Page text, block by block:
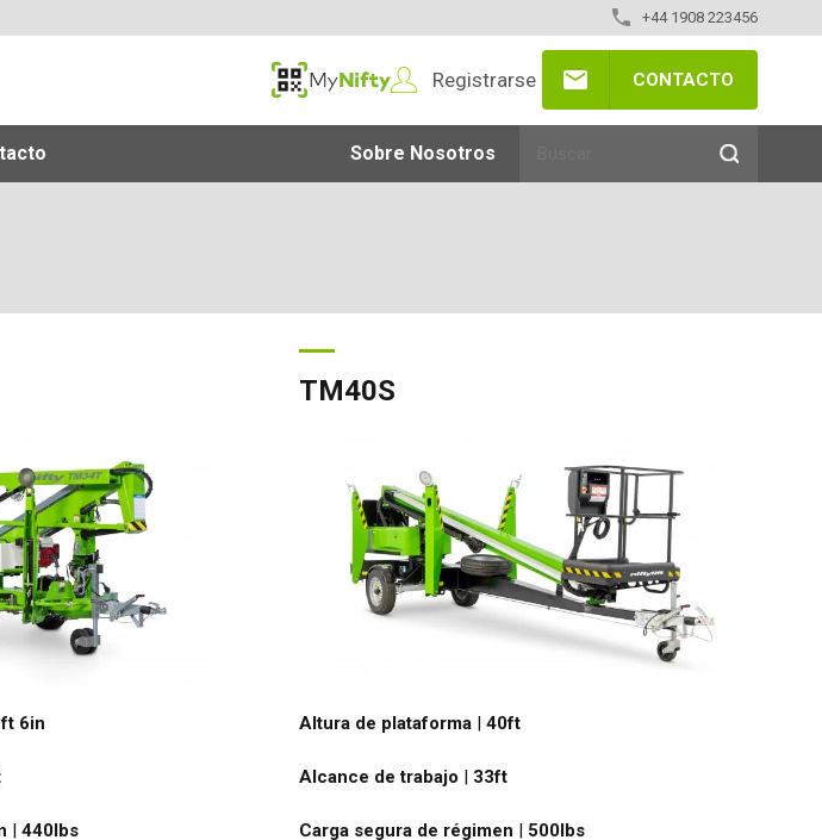
+44 1908 223456
MyNifty
Registrarse CONTACTO
Sobre Nosotros
6in
| 440lbs
TM40S
Altura de plataforma| 40ft
Alcance de trabajo | 33ft
Carga segura de régimen | 500lbs